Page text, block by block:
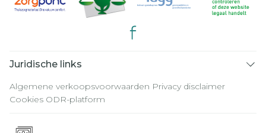
Juridische links
Algemene verkoopsvoorwaarden Privacy disclaimer
Cookies ODR-platform